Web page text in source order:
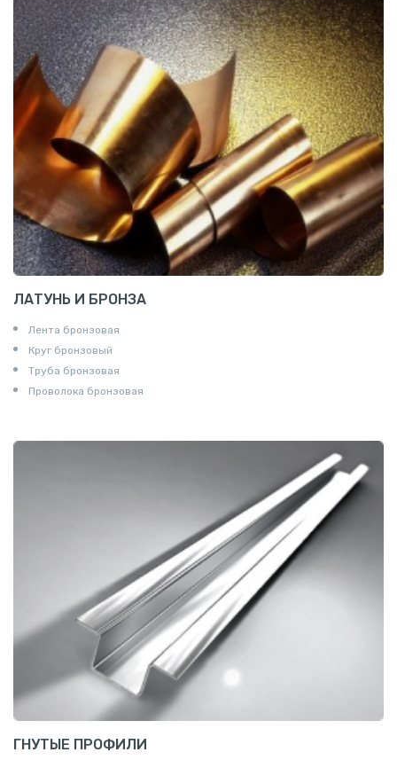
ЛАТУНЬ И БРОНЗА
Лента бронзовая
Круг бронзовый
Труба бронзовая
Проволока бронзовая
ГНУТЫЕ ПРОФИЛИ